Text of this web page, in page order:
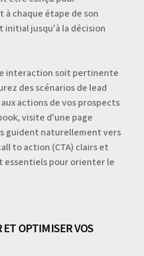
à chaque étape de son
initial jusqu'à la décision
interaction soit pertinente
des scénarios de lead
actions de vos prospects
visite d'une page
guident naturellement vers
to action (CTA) clairs et
pour orienter le
OPTIMISER VOS